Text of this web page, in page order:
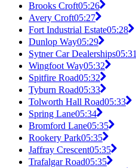
Brooks Croft05:26
Avery Croft05:27
Fort Industrial Estate05:28
Dunlop Way05:29
Sytner Car Dealerships05:31
Wingfoot Way05:32
Spitfire Road05:32
Tyburn Road05:33
Tolworth Hall Road05:33
Spring Lane05:34
Bromford Lane05:35
Rookery Park05:35
Jaffray Crescent05:35
Trafalgar Road05:35